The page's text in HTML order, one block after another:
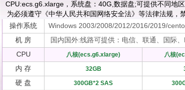
CPU:ecs.g6.xlarge，系统盘：40G,数据盘;可提供不同地
为必须遵守《中华人民共和国网络安全法》等法律法规，
操作系统
Windows 2003/2008/2012/2016/2019/
机 房
国内国外:线路可提供：电信、联通、国际
CPU
八核(ecs.g6.xlarge) 八核
内 存 32GB
硬 盘 300GB*2 SAS